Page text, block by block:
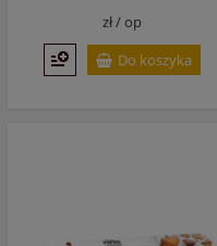
zł /op
Do koszyka